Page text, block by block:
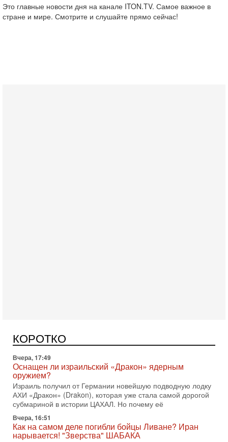
Это главные новости дня на канале ITON.TV. Самое важное в
стране и мире. Смотрите и слушайте прямо сейчас!
КОРОТКО
еврейский политический альянс? Что произойдет с
политическим раскладом сил, если арабский список
Вчера, 17:49
Оснащен ли израильский «Дракон» ядерным
оружием?
Израиль получил от Германии новейшую подводную лодку
АХИ «Дракон» (Drakon), которая уже стала самой дорогой
субмариной в истории ЦАХАЛ. Но почему её
Вчера, 16:51
Как на самом деле погибли бойцы Ливане? Иран
нарывается! "Зверства" ШАБАКА